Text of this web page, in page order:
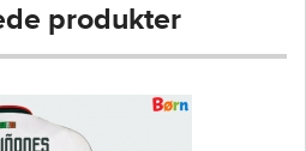
produkter